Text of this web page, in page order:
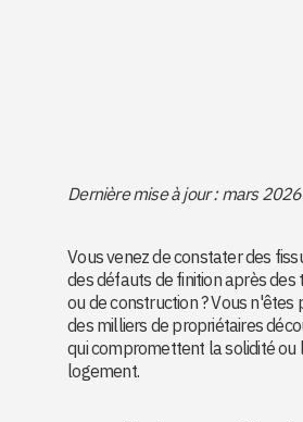
Dernière mise à jour : mars 2026
Vous venez de constater des
des défauts de finition après des
ou de construction ? Vous n'êtes
des milliers de propriétaires
qui compromettent la solidité
logement.